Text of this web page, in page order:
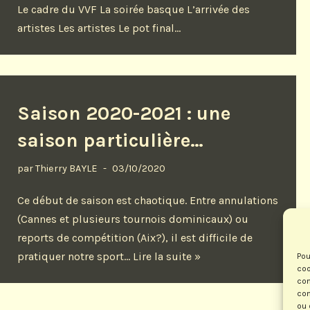
ou
Le cadre du VVF La soirée basque L’arrivée des
artistes Les artistes Le pot final…
Saison 2020-2021 : une
saison particulière…
parThierry BAYLE 03/10/2020
Ce début de saison est chaotique. Entre annulations
(Cannes et plusieurs tournois dominicaux) ou
reports de compétition (Aix?), il est difficile de
pratiquer notre sport… Lire la suite »